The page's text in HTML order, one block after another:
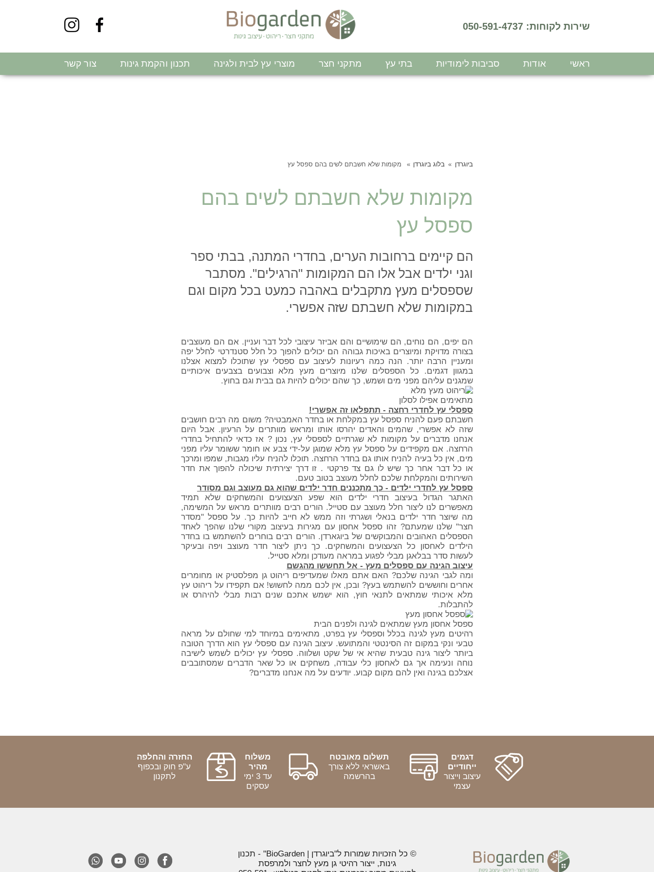
שירות לקוחות: 050-591-4737
ראשי אודות סביבות לימודיות בתי עץ מתקני חצר מוצרי עץ לבית ולגינה תכנון והקמת גינות צור קשר
ביוגרדן בלוג ביוגרדן מקומות שלא חשבתם לשים בהם ספסל עץ
מקומות שלא חשבתם לשים בהם
ספסל עץ
הם קיימים ברחובות הערים, בחדרי המתנה, בבתי ספר
וגני ילדים אבל אלו הם המקומות "הרגילים". מסתבר
שספסלים מעץ מתקבלים באהבה כמעט בכל מקום וגם
במקומות שלא חשבתם שזה אפשרי.
הם יפים, הם נוחים, הם שימושיים והם אביזר עיצובי לכל דבר ועניין. אם הם מעוצבים
בצורה מדויקת ומיוצרים באיכות גבוהה הם יכולים להפוך כל חלל סטנדרטי לחלל יפה
ומעניין הרבה יותר. הנה כמה רעיונות לעיצוב עם ספסלי עץ שתוכלו למצוא אצלנו
במגוון דגמים. כל הספסלים שלנו מיוצרים מעץ מלא וצבועים בצבעים איכותיים
שמגנים עליהם מפני מים ושמש, כך שהם יכולים להיות גם בבית וגם בחוץ.
מתאימים אפילו לסלון
ספסלי עץ לחדרי רחצה - תתפלאו זה אפשרי!
חשבתם פעם להניח ספסל עץ במקלחת או בחדר האמבטיה? משום מה רבים חושבים
שזה לא אפשרי, שהמים והאדים יהרסו אותו ומראש מוותרים על הרעיון. אבל היום
אנחנו מדברים על מקומות לא שגרתיים לספסלי עץ, נכון ? אז כדאי להתחיל בחדרי
הרחצה. אם מקפידים על ספסל עץ מלא שמוגן על-ידי צבע או חומר ששומר עליו מפני
מים, אין כל בעיה להניח אותו גם בחדר הרחצה. תוכלו להניח עליו מגבות, שמפו ומרכך
או כל דבר אחר כך שיש לו גם צד פרקטי . זו דרך יצירתית שיכולה להפוך את חדר
השירותים והמקלחת שלכם לחלל מעוצב בטוב טעם.
ספסל עץ לחדרי ילדים - כך מתכננים חדר ילדים שהוא גם מעוצב וגם מסודר
האתגר הגדול בעיצוב חדרי ילדים הוא שפע הצעצועים והמשחקים שלא תמיד
מאפשרים לנו ליצור חלל מעוצב עם סטייל. הורים רבים מוותרים מראש על המשימה,
מה שיוצר חדר ילדים בנאלי ושגרתי וזה ממש לא חייב להיות כך. על ספסל "מסדר
חצר" שלנו שמעתם? זהו ספסל אחסון עם מגירות בעיצוב מקורי שלנו שהפך לאחד
הספסלים האהובים והמבוקשים של ביוגארדן. הורים רבים בוחרים להשתמש בו בחדר
הילדים לאחסון כל הצעצועים והמשחקים. כך ניתן ליצור חדר מעוצב ויפה ובעיקר
לעשות סדר בבלאגן מבלי לפגוע במראה מעודכן ומלא סטייל.
עיצוב הגינה עם ספסלים מעץ - אל תחששו מהגשם
ומה לגבי הגינה שלכם? האם אתם מאלו שמעדיפים ריהוט גן מפלסטיק או מחומרים
אחרים וחוששים להשתמש בעץ? ובכן, אין לכם ממה לחשוש! אם תקפידו על ריהוט עץ
מלא איכותי שמתאים לתנאי חוץ, הוא ישמש אתכם שנים רבות מבלי להיהרס או
להתבלות.
ספסל אחסון מעץ שמתאים לגינה ולפנים הבית
רהיטים מעץ לגינה בכלל וספסלי עץ בפרט, מתאימים במיוחד למי שחולם על מראה
טבעי ונקי במקום זה הסינטטי והמתועש. עיצוב הגינה עם ספסלי עץ הוא הדרך הטובה
ביותר ליצור גינה טבעית שהיא אי של שקט ושלווה. ספסלי עץ יכולים לשמש לישיבה
נוחה ונעימה אך גם לאחסון כלי עבודה, משחקים או כל שאר הדברים שמסתובבים
אצלכם בגינה ואין להם מקום קבוע. יודעים על מה אנחנו מדברים?
דגמים
ייחודיים
עיצוב וייצור
עצמי
תשלום מאובטח
באשראי ללא צורך
בהרשמה
משלוח
מהיר
עד 3 ימי
עסקים
החזרה והחלפה
ע"פ חוק ובכפוף
לתקנון
© כל הזכויות שמורות ל"ביוגרדן | BioGarden" - תכנון
גינות, ייצור רהיטי גן מעץ לחצר ולמרפסת